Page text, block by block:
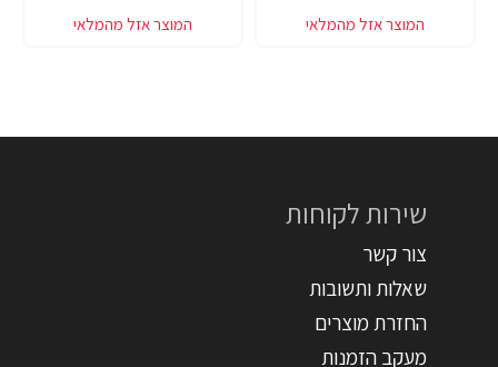
שירות לקוחות
צור קשר
שאלות ותשובות
החזרת מוצרים
מעקב הזמנות